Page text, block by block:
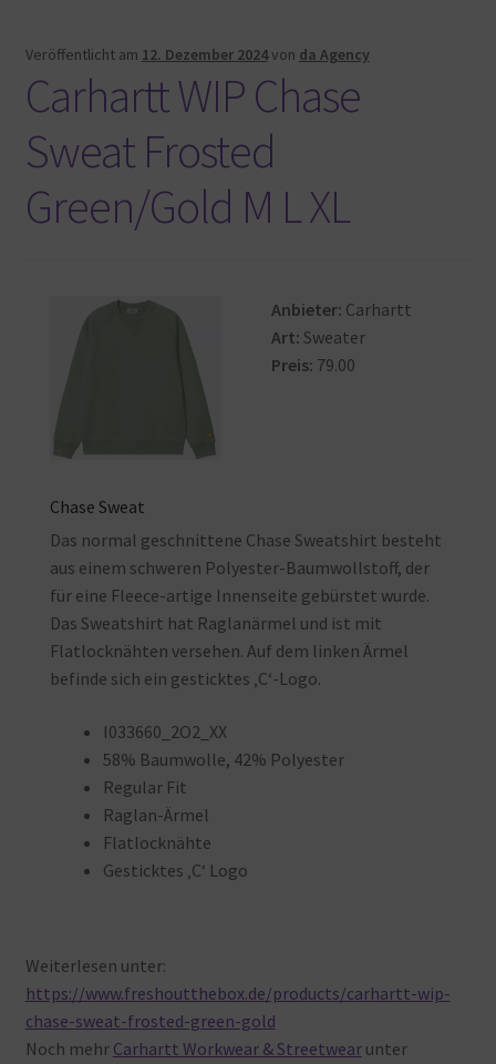
Veröffentlicht am 12. Dezember 2024von da Agency
Carhartt WIP Chase
Sweat Frosted
Green/Gold M L XL
Anbieter: Carhartt
Art: Sweater
Preis: 79.00
Chase Sweat
Das normal geschnittene Chase Sweatshirt besteht
aus einem schweren Polyester-Baumwollstoff, der
für eine Fleece-artige Innenseite gebürstet wurde.
Das Sweatshirt hat Raglanärmel und ist mit
Flatlocknähten versehen. Auf dem linken Ärmel
befinde sich ein gesticktes ‚C‘-Logo.
I033660_2O2_XX
58% Baumwolle, 42% Polyester
Regular Fit
Raglan-Ärmel
Flatlocknähte
Gesticktes ‚C‘ Logo
Weiterlesen unter:
https://www.freshoutthebox.de/products/carhartt-wip-
chase-sweat-frosted-green-gold
Noch mehr Carhartt Workwear & Streetwearunter